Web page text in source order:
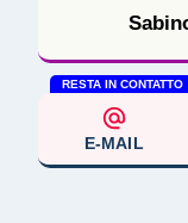
RESTA IN CONTATTO
E-MAIL